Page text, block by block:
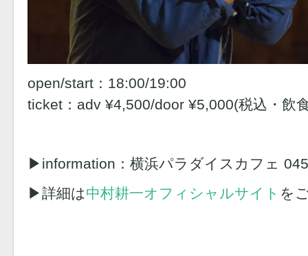
open/start：18:00/19:00
ticket：adv ¥4,500/door ¥5,000(税込・飲
▶︎information：横浜パラダイスカフェ
▶︎詳細は中村耕一オフィシャルサイト を